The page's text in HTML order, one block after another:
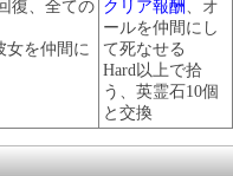
復、全ての
女を仲間に
クリア報酬
、オ
ールを仲間にし
て死なせる
Hard以上で拾
う、英霊石10個
と交換